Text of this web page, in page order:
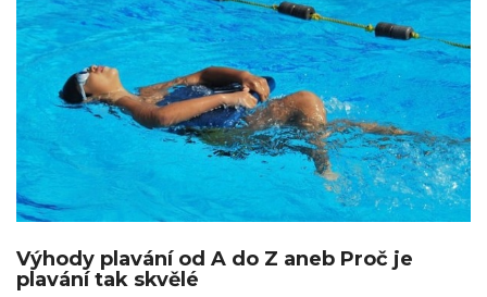
Výhody plavání od A do Z aneb Proč je
plavání tak skvělé